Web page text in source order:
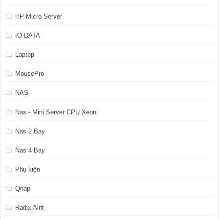
HP Micro Server
IO-DATA
Laptop
MousePro
NAS
Nas - Mini Server CPU Xeon
Nas 2 Bay
Nas 4 Bay
Phụ kiện
Qnap
Radix Alrit